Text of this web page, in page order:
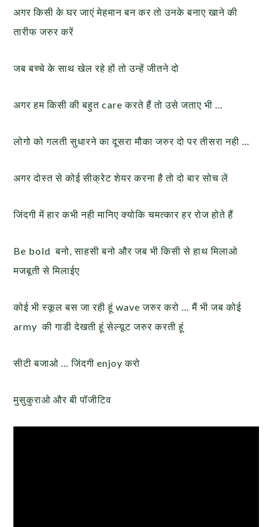
अगर किसी के घर जाएं मेहमान बन कर तो उनके बनाए खाने की
तारीफ जरुर करें
जब बच्चे के साथ खेल रहे हों तो उन्हें जीतने दो
अगर हम किसी की बहुत care करते हैं तो उसे जताए भी …
लोगो को गलती सुधारने का दूसरा मौका जरुर दो पर तीसरा नही …
अगर दोस्त से कोई सीक्रेट शेयर करना है तो दो बार सोच लें
जिंदगी में हार कभी नही मानिए क्योकि चमत्कार हर रोज होते हैं
Be bold बनो, साहसी बनो और जब भी किसी से हाथ मिलाओ
मजबूती से मिलाईए
कोई भी स्कूल बस जा रही हूं wave जरुर करो … मैं भी जब कोई
army की गाडी देखती हूं सेल्य़ूट जरुर करती हूं
सीटी बजाओ … जिंदगी enjoy करो
मुसुकुराओ और बी पॉजीटिव